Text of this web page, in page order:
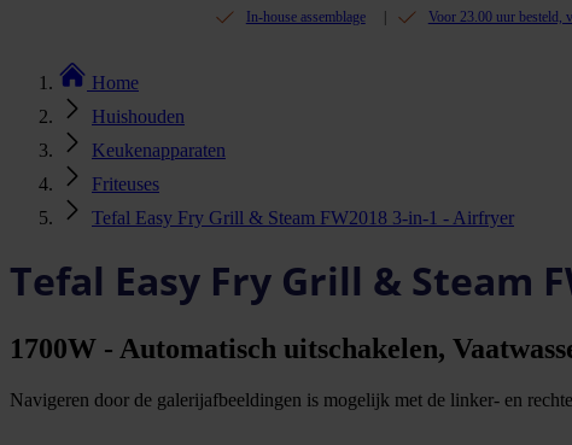
In-house assemblage Voor 23.00 uur besteld,
Home
Huishouden
Keukenapparaten
Friteuses
Tefal Easy Fry Grill & Steam FW2018 3-in-1 - Airfryer
Tefal Easy Fry Grill & Steam
1700W - Automatisch uitschakelen,
Navigeren door de galerijafbeeldingen is mogelijk met de linker- en